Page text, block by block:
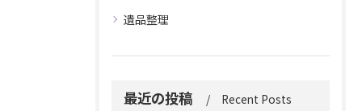
遺品整理
最近の投稿 Recent Posts